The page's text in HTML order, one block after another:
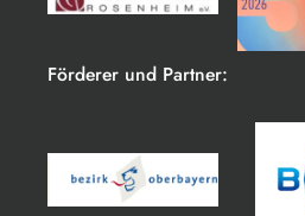
Förderer und Partner: